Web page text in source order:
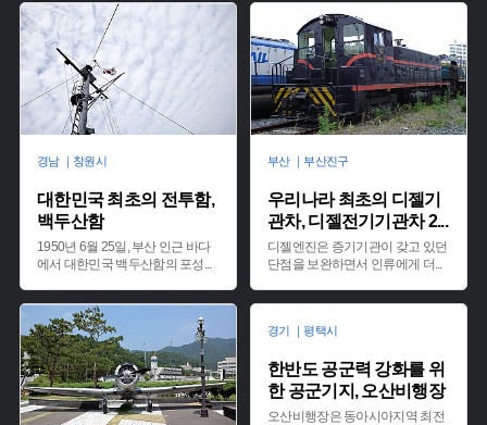
경남 ｜창원시
대한민국 최초의 전투함,
백두산함
1950년 6월 25일, 부산 인근 바다
에서 대한민국 백두산함의 포성...
부산 ｜부산진구
우리나라 최초의 디젤기
관차, 디젤전기기관차 2...
디젤엔진은 증기기관이 갖고 있던
단점을 보완하면서 인류에게 더...
경기 ｜평택시
한반도 공군력 강화를 위
한 공군기지, 오산비행장
오산비행장은 동아시아지역 최전